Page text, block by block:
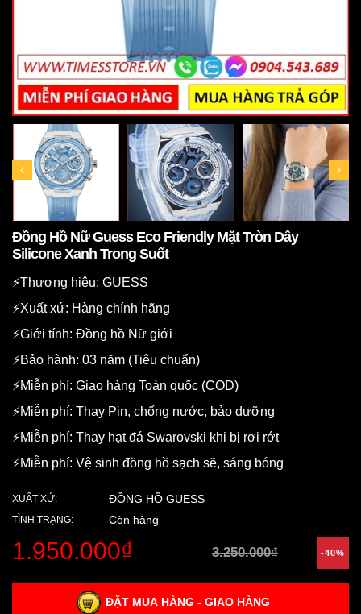
Đồng Hồ Nữ Guess Eco Friendly Mặt Tròn Dây
Silicone Xanh Trong Suốt
⚡️Thương hiệu: GUESS
⚡️Xuất xứ: Hàng chính hãng
⚡️Giới tính: Đồng hồ Nữ giới
⚡️Bảo hành: 03 năm (Tiêu chuẩn)
⚡️Miễn phí: Giao hàng Toàn quốc (COD)
⚡️Miễn phí: Thay Pin, chống nước, bảo dưỡng
⚡️Miễn phí: Thay hạt đá Swarovski khi bị rơi rớt
⚡️Miễn phí: Vệ sinh đồng hồ sạch sẽ, sáng bóng
XUẤT XỨ: ĐỒNG HỒ GUESS
TÌNH TRẠNG: Còn hàng
1.950.000₫ 3.250.000₫ -40%
ĐẶT MUA HÀNG - GIAO HÀNG